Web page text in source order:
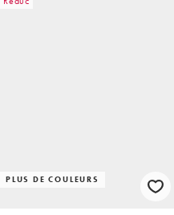
PLUS DE COULEURS